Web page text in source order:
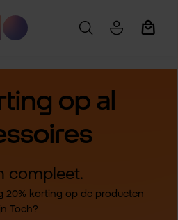
op al
compleet.
20% korting op de producten
Toch?